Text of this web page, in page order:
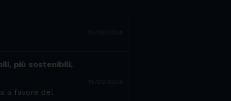
più sostenibili,
a favore del